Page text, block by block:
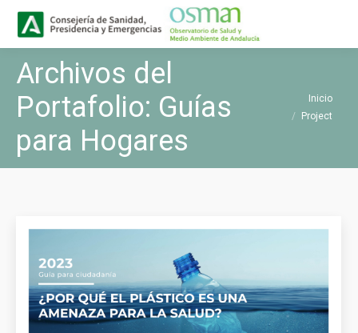
Archivos del
Portafolio: Guías
para Hogares
Estás aquí:
Inicio
Project